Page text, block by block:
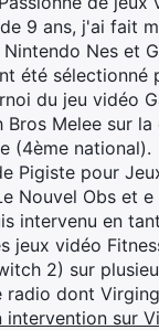
9 ans, j'ai fait
Nes et
été sélectionné
du jeu vidéo
Bros Melee sur la
(4ème national).
Pigiste pour
Nouvel Obs et e
intervenu en tant
jeux vidéo
2) sur
radio dont
intervention sur